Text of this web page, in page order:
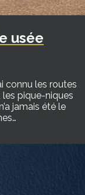
usée
connu les routes
pique-niques
jamais été le